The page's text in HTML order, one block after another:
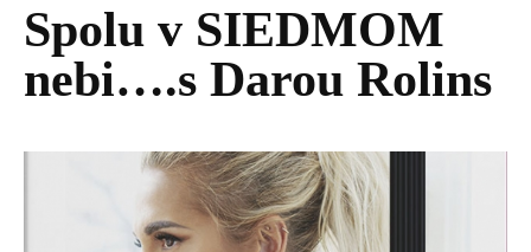
Spolu v SIEDMOM
nebi….s Darou Rolins